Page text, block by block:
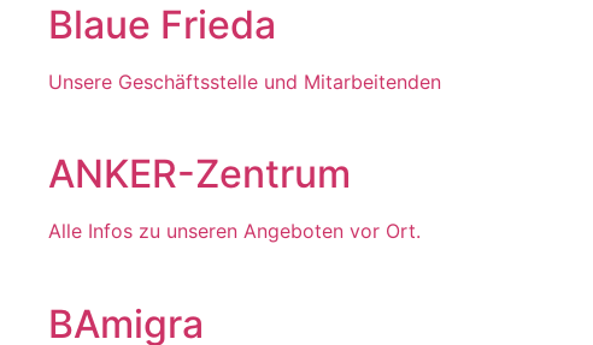
Blaue Frieda
Unsere Geschäftsstelle und Mitarbeitenden
ANKER-Zentrum
Alle Infos zu unseren Angeboten vor Ort.
BAmigra